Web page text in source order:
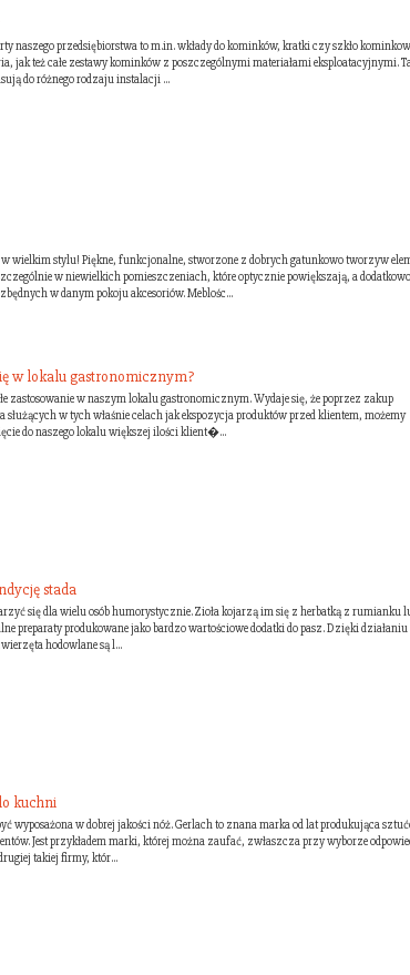
naszego przedsiębiorstwa to m.in. wkłady do kominków, kratki czy szkło
jak też całe zestawy kominków z poszczególnymi materiałami eksploatacyjnymi.
do różnego rodzaju instalacji ...
wielkim stylu! Piękne, funkcjonalne, stworzone z dobrych gatunkowo tworzyw
w niewielkich pomieszczeniach, które optycznie powiększają, a dodatkowo
w danym pokoju akcesoriów. Meblośc...
w lokalu gastronomicznym?
zastosowanie w naszym lokalu gastronomicznym. Wydaje się, że poprzez zakup
służących w tych właśnie celach jak ekspozycja produktów przed klientem, możemy
do naszego lokalu większej ilości klient�...
stada
się dla wielu osób humorystycznie. Zioła kojarzą im się z herbatką z rumianku
preparaty produkowane jako bardzo wartościowe dodatki do pasz. Dzięki działaniu
hodowlane są l...
kuchni
wyposażona w dobrej jakości nóż. Gerlach to znana marka od lat produkująca
Jest przykładem marki, której można zaufać, zwłaszcza przy wyborze
takiej firmy, któr...